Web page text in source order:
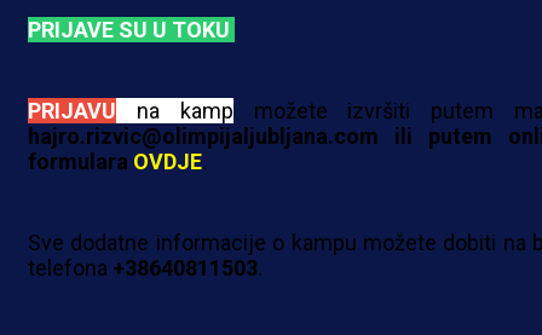
PRIJAVE SU U TOKU
PRIJAVU na kamp
možete izvršiti putem
hajro.rizvic@olimpijaljubljana.com ili putem
formulara OVDJE.
Sve dodatne informacije o kampu možete dobiti na
telefona +38640811503.